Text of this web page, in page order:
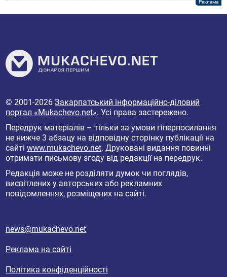
© 2001-2026Закарпатський інформаційно-діловий
портал «Mukachevo.net». Усі права застережено.
Передрук матеріалів – тільки за умови гіперпосилання
не нижче 3 абзацу на відповідну сторінку публікації на
сайтіwww.mukachevo.net. Друковані видання повинні
отримати письмову згоду від редакції на передрук.
Редакція може не розділяти думок чи поглядів,
висвітлених у авторських або рекламних
повідомленнях, розміщених на сайті.
news@mukachevo.net
Реклама на сайті
Політика конфіденційності